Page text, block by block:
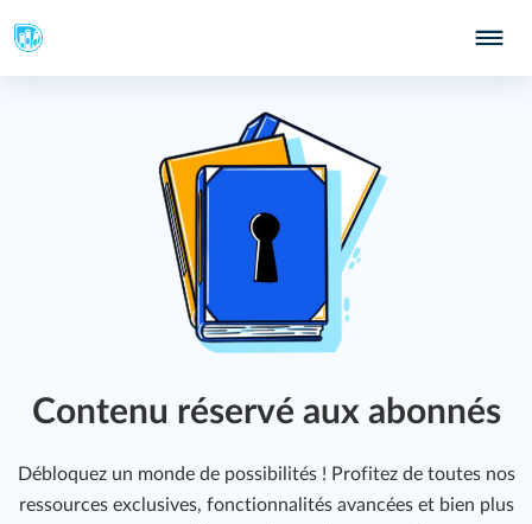
Contenu réservé aux abonnés
Débloquez un monde de possibilités ! Profitez de toutes nos
ressources exclusives, fonctionnalités avancées et bien plus